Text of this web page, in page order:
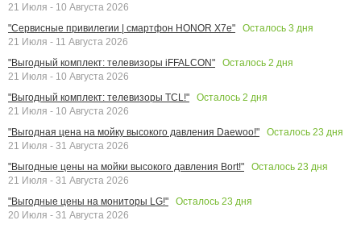
21 Июля - 10 Августа 2026
"Сервисные привилегии | смартфон HONOR X7e"
Осталось 3 дня
21 Июля - 11 Августа 2026
"Выгодный комплект: телевизоры iFFALCON"
Осталось 2 дня
21 Июля - 10 Августа 2026
"Выгодный комплект: телевизоры TCL!"
Осталось 2 дня
21 Июля - 10 Августа 2026
"Выгодная цена на мойку высокого давления Daewoo!"
Осталось 23 дня
21 Июля - 31 Августа 2026
"Выгодные цены на мойки высокого давления Bort!"
Осталось 23 дня
21 Июля - 31 Августа 2026
"Выгодные цены на мониторы LG!"
Осталось 23 дня
20 Июля - 31 Августа 2026